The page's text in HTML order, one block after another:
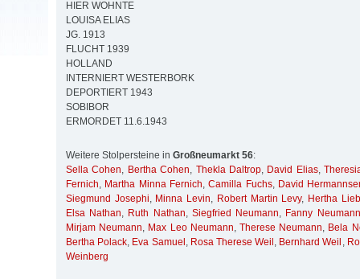
HIER WOHNTE
LOUISA ELIAS
JG. 1913
FLUCHT 1939
HOLLAND
INTERNIERT WESTERBORK
DEPORTIERT 1943
SOBIBOR
ERMORDET 11.6.1943
Weitere Stolpersteine in Großneumarkt 56:
Sella Cohen, Bertha Cohen, Thekla Daltrop, David Elias,
Fernich, Martha Minna Fernich,Camilla Fuchs, David
Siegmund Josephi, Minna Levin, Robert Martin Levy, Hertha
Elsa Nathan, Ruth Nathan, Siegfried Neumann, Fanny Neumann
Mirjam Neumann, Max Leo Neumann,Therese Neumann, Bela
Bertha Polack, Eva Samuel , Rosa Therese Weil , Bernhard Weil ,
Weinberg